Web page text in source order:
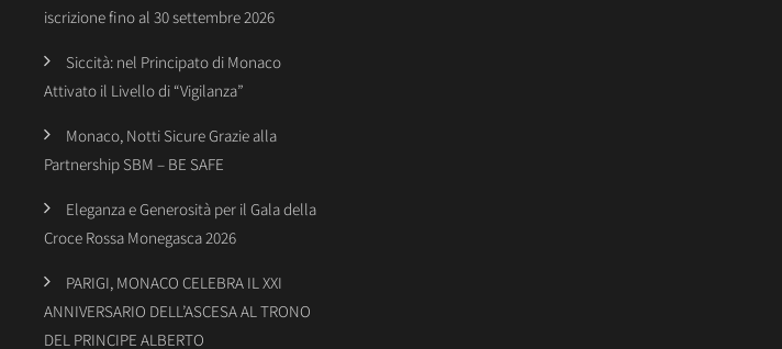
iscrizione fino al 30 settembre 2026
Siccità: nel Principato di Monaco
Attivato il Livello di “Vigilanza”
Monaco, Notti Sicure Grazie alla
Partnership SBM – BE SAFE
Eleganza e Generosità per il Gala della
Croce Rossa Monegasca 2026
PARIGI, MONACO CELEBRA IL XXI
ANNIVERSARIO DELL’ASCESA AL TRONO
DEL PRINCIPE ALBERTO